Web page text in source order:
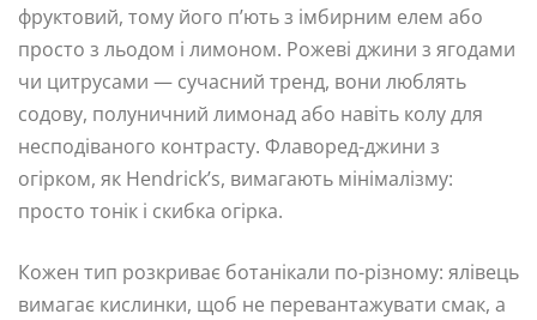
фруктовий, тому його п’ють з імбирним елем або
просто з льодом і лимоном. Рожеві джини з ягодами
чи цитрусами — сучасний тренд, вони люблять
содову, полуничний лимонад або навіть колу для
несподіваного контрасту. Флаворед-джини з
огірком, як Hendrick’s, вимагають мінімалізму:
просто тонік і скибка огірка.
Кожен тип розкриває ботанікали по-різному: ялівець
вимагає кислинки, щоб не перевантажувати смак, а